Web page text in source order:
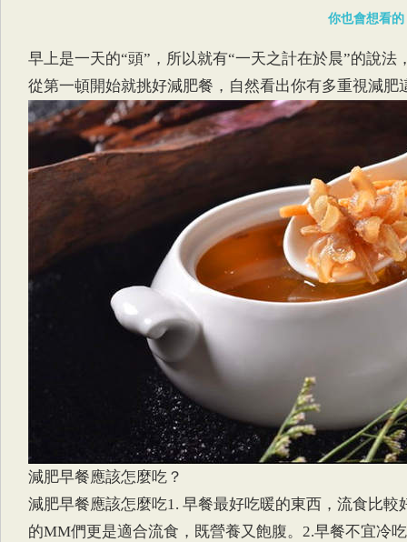
你也會想看的
早上是一天的“頭”，所以就有“一天之計在於晨”的說法
從第一頓開始就挑好減肥餐，自然看出你有多重視減肥
減肥早餐應該怎麼吃？
減肥早餐應該怎麼吃1. 早餐最好吃暖的東西，流食比較
的MM們更是適合流食，既營養又飽腹。2.早餐不宜冷